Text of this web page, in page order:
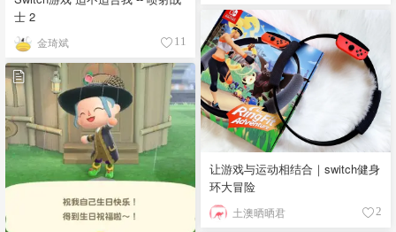
士 2
金琦斌 11
让游戏与运动相结合｜switch健身
环大冒险
土澳晒晒君 2